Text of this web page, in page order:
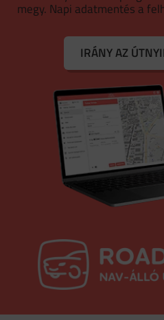
megy. Napi adatmentés a
IRÁNY AZ